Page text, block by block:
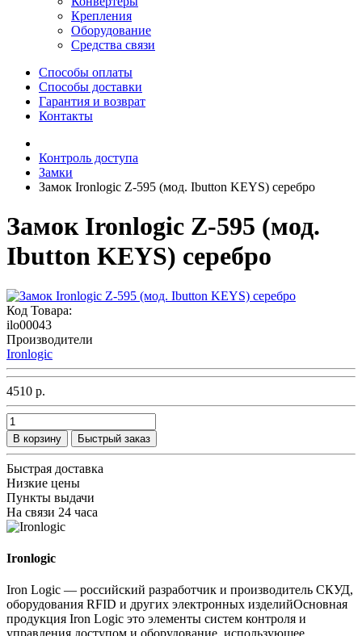
Крепления
Оборудование
Средства связи
Способы оплаты
Способы доставки
Гарантия и возврат
Контакты
Контроль доступа
Замки
Замок Ironlogic Z-595 (мод. Ibutton KEYS) серебро
Замок Ironlogic Z-595 (мод.
Ibutton KEYS) серебро
Код Товара:
ilo00043
Производители
Ironlogic
4510 р.
В корзину Быстрый заказ
Быстрая доставка
Низкие цены
Пункты выдачи
На связи 24 часа
Ironlogic
Iron Logic — российский разработчик и производитель СКУД,
оборудования RFID и других электронных изделийОсновная
продукция Iron Logic это элементы систем контроля и